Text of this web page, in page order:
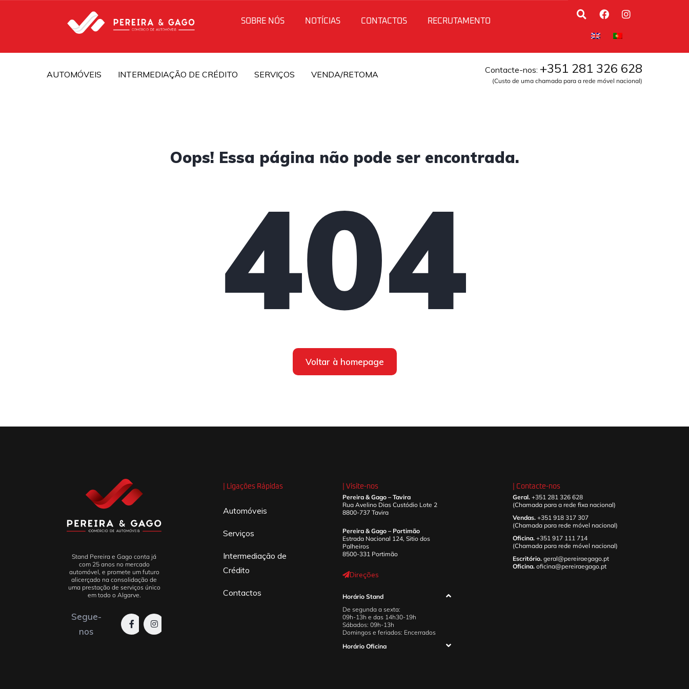
SOBRE NÓS NOTÍCIAS CONTACTOS RECRUTAMENTO
AUTOMÓVEIS INTERMEDIAÇÃO DE CRÉDITO SERVIÇOS VENDA/RETOMA Contacte-nos: +351 281 326 628
(Custo de uma chamada para a rede móvel nacional)
Oops! Essa página não pode ser encontrada.
404
Voltar à homepage
Stand Pereira e Gago conta já
com 25 anos no mercado
automóvel, e promete um futuro
alicerçado na consolidação de
uma prestação de serviços único
em todo o Algarve.
Segue-
nos
| Ligações Rápidas
Automóveis
Serviços
Intermediação de
Crédito
Contactos
| Visite-nos
Pereira & Gago – Tavira
Rua Avelino Dias Custódio Lote 2
8800-737 Tavira
Pereira & Gago – Portimão
Estrada Nacional 124, Sitio dos
Palheiros
8500-331 Portimão
Direções
Horário Stand
De segunda a sexta:
09h-13h e das 14h30-19h
Sábados: 09h-13h
Domingos e feriados: Encerrados
Horário Oficina
| Contacte-nos
Geral. +351 281 326 628
(Chamada para a rede fixa nacional)
Vendas. +351 918 317 307
(Chamada para rede móvel nacional)
Oficina. +351 917 111 714
(Chamada para rede móvel nacional)
Escritório. geral@pereiraegago.pt
Oficina. oficina@pereiraegago.pt